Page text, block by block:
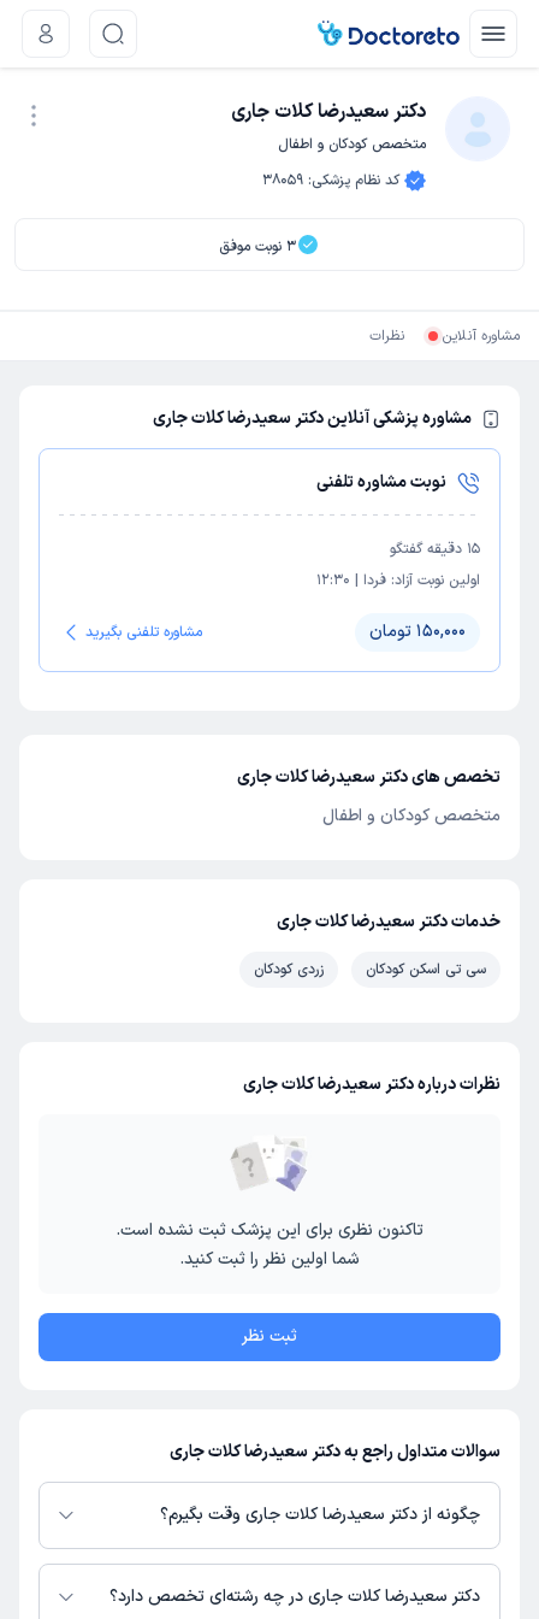
دکتر سعیدرضا کلات جاری
متخصص کودکان و اطفال
کد نظام پزشکی:
38059
3 نوبت موفق
مشاوره آنلاین نظرات
مشاوره پزشکی آنلاین دکتر سعیدرضا کلات جاری
نوبت مشاوره تلفنی
15 دقیقه گفتگو
اولین نوبت آزاد: فردا |
12:30
150,000 تومان مشاوره تلفنی بگیرید
تخصص های دکتر سعیدرضا کلات جاری
متخصص کودکان و اطفال
خدمات دکتر سعیدرضا کلات جاری
سی تی اسکن کودکان زردی کودکان
نظرات درباره دکتر سعیدرضا کلات جاری
تاکنون نظری برای این پزشک ثبت نشده است.
شما اولین نظر را ثبت کنید.
ثبت نظر
سوالات متداول راجع به دکتر سعیدرضا کلات جاری
چگونه از دکتر سعیدرضا کلات جاری وقت بگیرم؟
در صورتی کهدکتر سعیدرضا کلات جاریدارای پروفایل فعال و نوبت‌دهی باز در
پلتفرم دکترتو باشند، می‌توانید از طریق این پلتفرم برای دریافت نوبت اقدام کنید.
دکتر سعیدرضا کلات جاری در چه رشته‌ای تخصص دارد؟